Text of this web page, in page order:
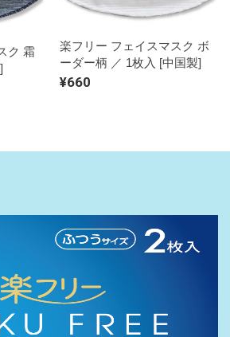
ク 霜
楽フリー フェイスマスク ボ
ーダー柄 ／ 1枚入 [中国製]
¥660